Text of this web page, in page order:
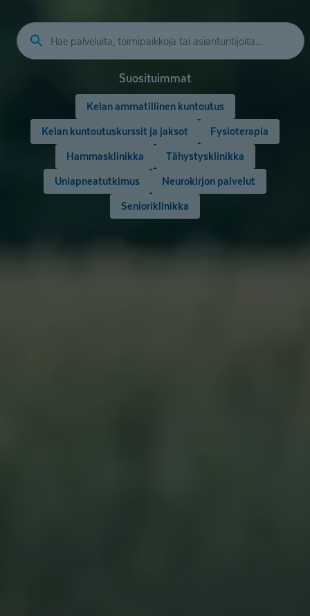
Suosituimmat
Kelan ammatillinen kuntoutus
Kelan kuntoutuskurssit ja jaksot
Fysioterapia
Hammasklinikka
Tähystysklinikka
Uniapneatutkimus
Neurokirjon palvelut
Senioriklinikka